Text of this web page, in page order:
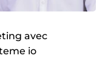
avec
io